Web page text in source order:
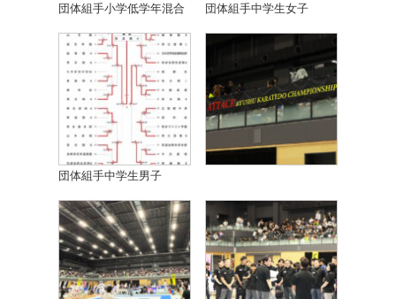
団体組手小学低学年混合 団体組手中学生女子
団体組手中学生男子